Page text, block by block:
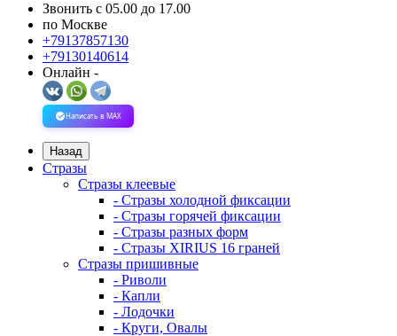
Звонить с 05.00 до 17.00
по Москве
+79137857130
+79130140614
Онлайн -
Написать в MAX
Назад
Стразы
Стразы клеевые
- Стразы холодной фиксации
- Стразы горячей фиксации
- Стразы разных форм
- Стразы XIRIUS 16 граней
Стразы пришивные
- Риволи
- Капли
- Лодочки
- Круги, Овалы